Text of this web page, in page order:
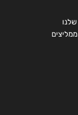
ממליצים